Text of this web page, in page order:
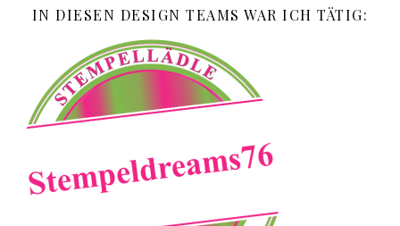
IN DIESEN DESIGN TEAMS WAR ICH TÄTIG: